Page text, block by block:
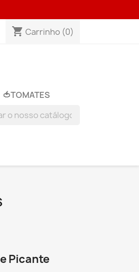
shopping_cart Carrinho (0)
🍅​TOMATES
Picante